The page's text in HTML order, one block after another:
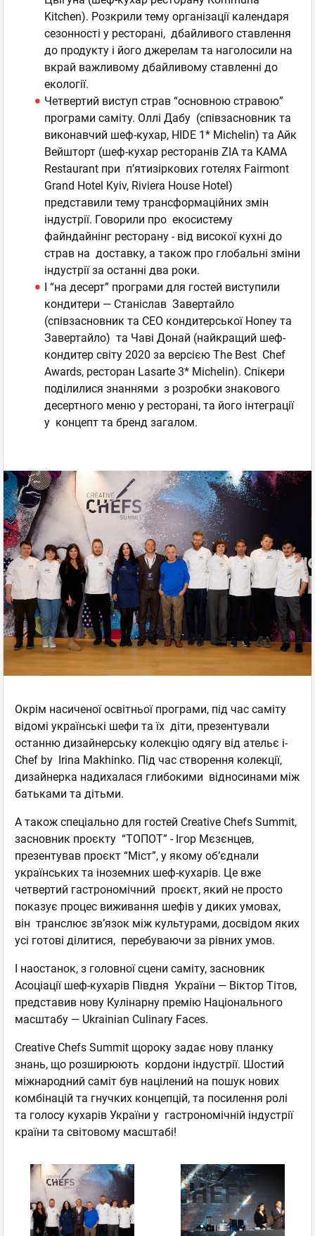
Kitchen). Розкрили тему організації календаря
сезонності у ресторані, дбайливого ставлення
до продукту і його джерелам та наголосили на
вкрай важливому дбайливому ставленні до
екології.
Четвертий виступ страв “основною стравою”
програми саміту. Оллі Дабу (співзасновник та
виконавчий шеф-кухар, HIDE 1* Michelin) та Айк
Вейшторт (шеф-кухар ресторанів ZIA та KAMA
Restaurant при п’ятизіркових готелях Fairmont
Grand Hotel Kyiv, Riviera House Hotel)
представили тему трансформаційних змін
індустрії. Говорили про екосистему
файндайнінг ресторану - від високої кухні до
страв на доставку, а також про глобальні зміни
індустрії за останні два роки.
І “на десерт” програми для гостей виступили
кондитери — Станіслав Завертайло
(співзасновник та CEO кондитерської Honey та
Завертайло) та Чаві Донай (найкращий шеф-
кондитер світу 2020 за версією The Best Chef
Awards, ресторан Lasarte 3* Michelin). Спікери
поділилися знаннями з розробки знакового
десертного меню у ресторані, та його інтеграції
у концепт та бренд загалом.
Окрім насиченої освітньої програми, під час саміту
відомі українські шефи та їх діти, презентували
останню дизайнерську колекцію одягу від ательє i-
Chef by Irina Makhinko. Під час створення колекції,
дизайнерка надихалася глибокими відносинами між
батьками та дітьми.
А також спеціально для гостей Creative Chefs Summit,
засновник проєкту “ТОПОТ” - Ігор Мєзєнцев,
презентував проєкт “Міст”, у якому об’єднали
українських та іноземних шеф-кухарів. Це вже
четвертий гастрономічний проєкт, який не просто
показує процес виживання шефів у диких умовах,
він транслює зв’язок між культурами, досвідом яких
усі готові ділитися, перебуваючи за рівних умов.
І наостанок, з головної сцени саміту, засновник
Асоціації шеф-кухарів Півдня України — Віктор Тітов,
представив нову Кулінарну премію Національного
масштабу — Ukrainian Culinary Faces.
Creative Chefs Summit щороку задає нову планку
знань, що розширюють кордони індустрії. Шостий
міжнародний саміт був націлений на пошук нових
комбінацій та гнучких концепцій, та посилення ролі
та голосу кухарів України у гастрономічній індустрії
країни та світовому масштабі!